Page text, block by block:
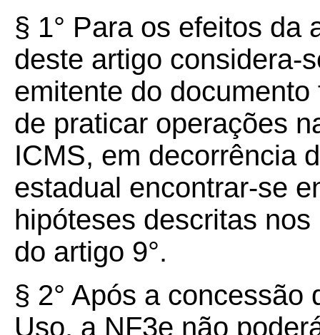
§ 1° Para os efeitos
deste artigo considera-
emitente do
de praticar operações
ICMS, em decorrência
estadual encontrar-se
hipóteses descritas
do artigo 9°.
§ 2° Após a concessão
Uso, a NF3e não